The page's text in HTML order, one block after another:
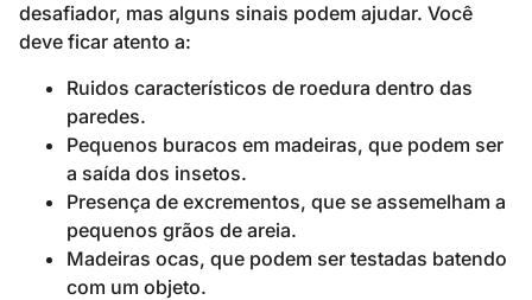
desafiador, mas alguns sinais podem ajudar. Você
deve ficar atento a:
Ruidos característicos de roedura dentro das
paredes.
Pequenos buracos em madeiras, que podem ser
a saída dos insetos.
Presença de excrementos, que se assemelham a
pequenos grãos de areia.
Madeiras ocas, que podem ser testadas batendo
com um objeto.